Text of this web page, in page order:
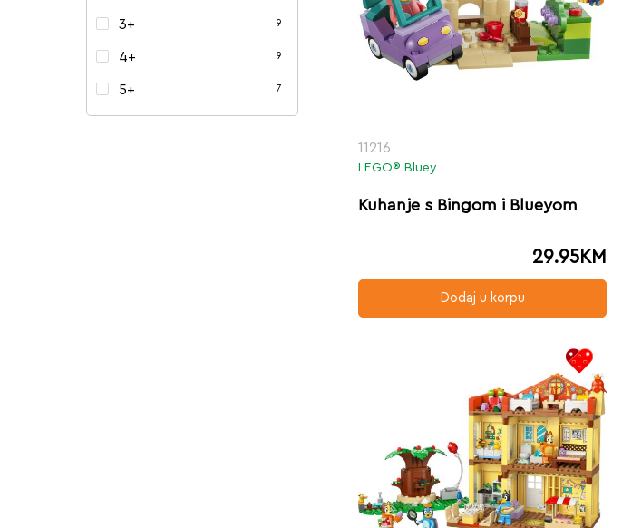
3+ 9
4+ 9
5+ 7
11216
LEGO® Bluey
Kuhanje s Bingom i Blueyom
29.95KM
Dodaj u korpu